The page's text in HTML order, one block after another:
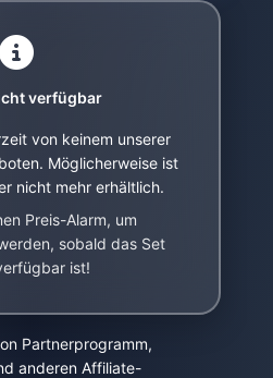
verfügbar
von keinem unserer
Möglicherweise ist
nicht mehr erhältlich.
Preis-Alarm, um
sobald das Set
ist!
Partnerprogramm,
anderen Affiliate-